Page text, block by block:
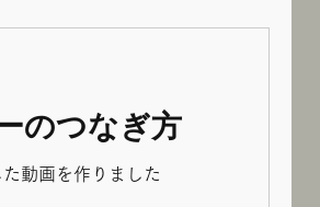
のつなぎ方
動画を作りました